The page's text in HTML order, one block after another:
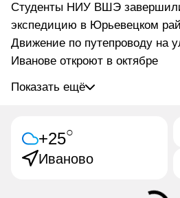
Студенты НИУ ВШЭ
экспедицию в Юрьевецком
Движение по путепроводу на
Иванове откроют в октябре
Показать ещё
+25○
Иваново